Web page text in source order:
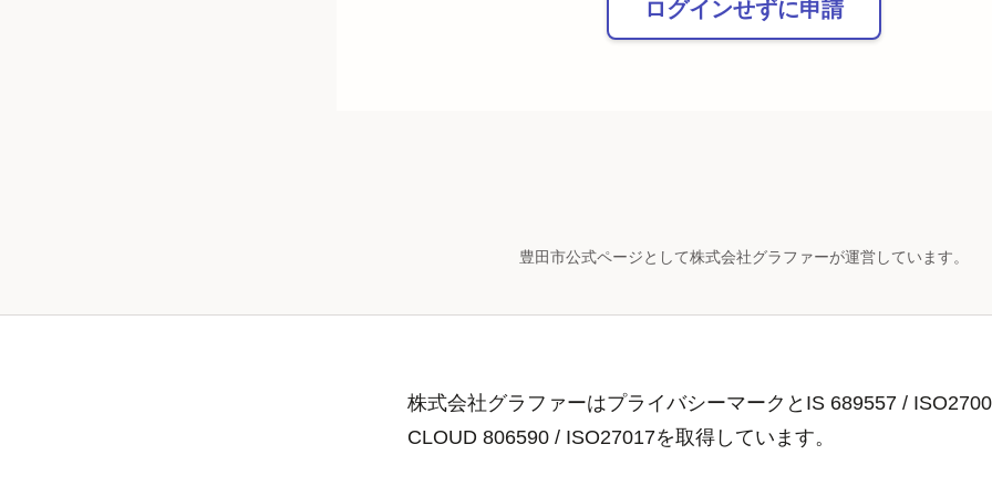
ログインせずに申請
豊田市公式ページとして株式会社グラファーが運営しています。
株式会社グラファーはプライバシーマークとIS 689557 /
CLOUD 806590 / ISO27017を取得しています。